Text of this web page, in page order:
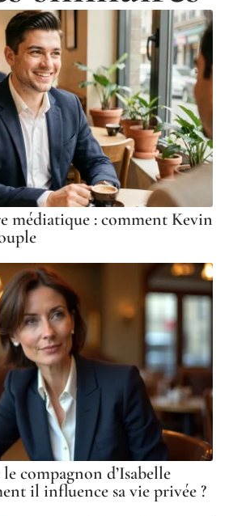
médiatique : comment Kevin
compagnon d’Isabelle
il influence sa vie privée ?